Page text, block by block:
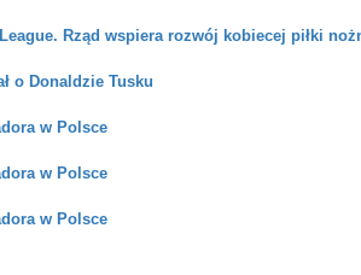
Rząd wspiera rozwój kobiecej piłki
o Donaldzie Tusku
w Polsce
w Polsce
w Polsce